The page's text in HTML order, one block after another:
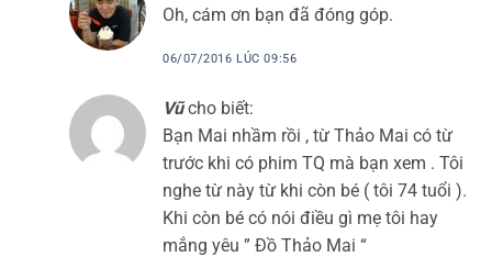
Oh, cám ơn bạn đã đóng góp.
06/07/2016 LÚC 09:56
Vũ cho biết:
Bạn Mai nhầm rồi , từ Thảo Mai có từ
trước khi có phim TQ mà bạn xem . Tôi
nghe từ này từ khi còn bé ( tôi 74 tuổi ).
Khi còn bé có nói điều gì mẹ tôi hay
mắng yêu ” Đồ Thảo Mai “